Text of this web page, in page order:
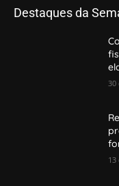
Destaques da
30
13